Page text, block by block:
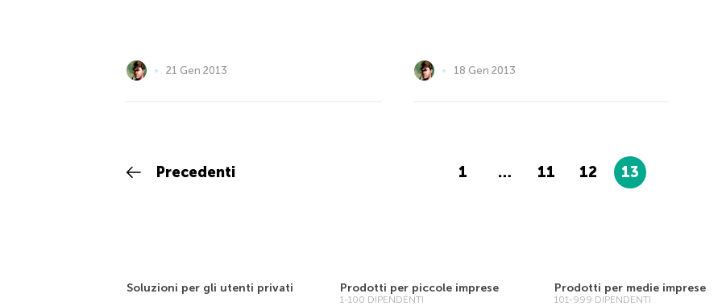
21 Gen 2013 18 Gen 2013
Precedenti 1 … 11 12 13
Soluzioni per gli utenti privati Prodotti per piccole imprese
1-100 DIPENDENTI
Prodotti per medie imprese
101-999 DIPENDENTI